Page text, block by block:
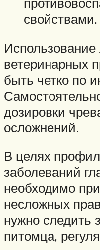
свойствами.
ветеринарных
быть четко по
дозировки
осложнений.
В целях
заболеваний
необходимо
несложных
нужно следить
питомца,